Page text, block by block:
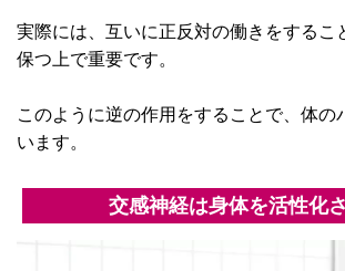
実際には、互いに正反対の働きをするこ
保つ上で重要です。
このように逆の作用をすることで、体の
います。
交感神経は身体を活性化